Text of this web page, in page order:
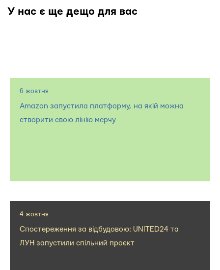
У нас є ще дещо для вас
6 жовтня
Amazon запустила платформу, на якій можна
створити свою лінію мерчу
4 жовтня
Спостереження за відбудовою: UNITED24 та
ЛУН запустили спільний проєкт